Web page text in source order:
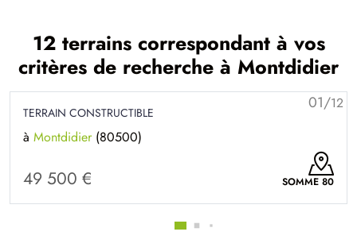
12 terrains correspondant à vos
critères de recherche à Montdidier
01/12
TERRAIN CONSTRUCTIBLE
à Montdidier(80500)
49 500 € SOMME 80